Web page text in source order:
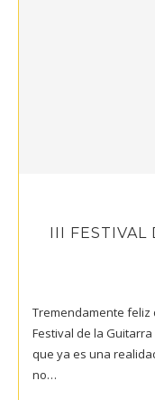
III
Tremendamente feliz
Festival de la
que ya es una
no…